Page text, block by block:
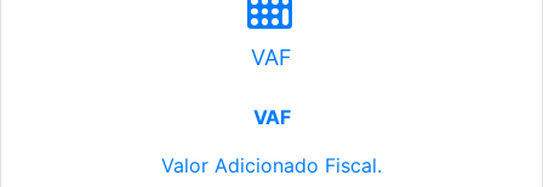
VAF
VAF
Valor Adicionado Fiscal.